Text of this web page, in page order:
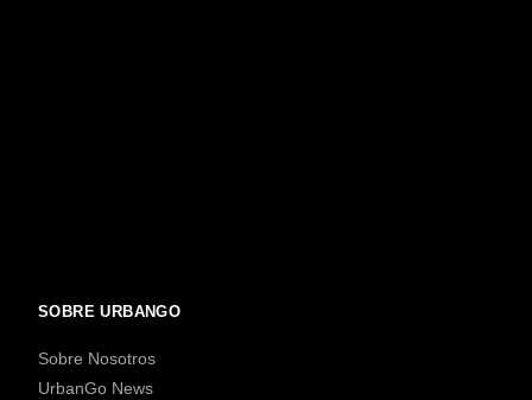
SOBRE URBANGO
Sobre Nosotros
UrbanGo News